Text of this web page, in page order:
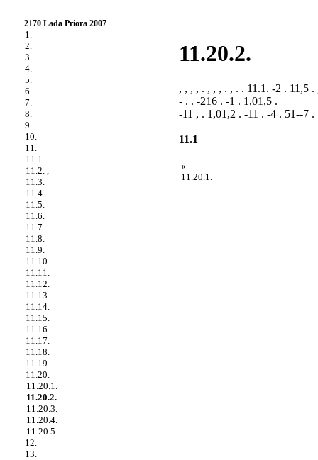
2170 Lada Priora 2007
1.
2.
3.
4.
5.
6.
7.
8.
9.
10.
11.
11.1.
11.2. ,
11.3.
11.4.
11.5.
11.6.
11.7.
11.8.
11.9.
11.10.
11.11.
11.12.
11.13.
11.14.
11.15.
11.16.
11.17.
11.18.
11.19.
11.20.
11.20.1.
11.20.2.
11.20.3.
11.20.4.
11.20.5.
12.
13.
11.20.2.
, , , , . , , , . , . . 11.1. -2 . 11,5 .
- . . -216 . -1 . 1,01,5 .
-11 , . 1,01,2 . -11 . -4 . 51--7
11.1
«
11.20.1.